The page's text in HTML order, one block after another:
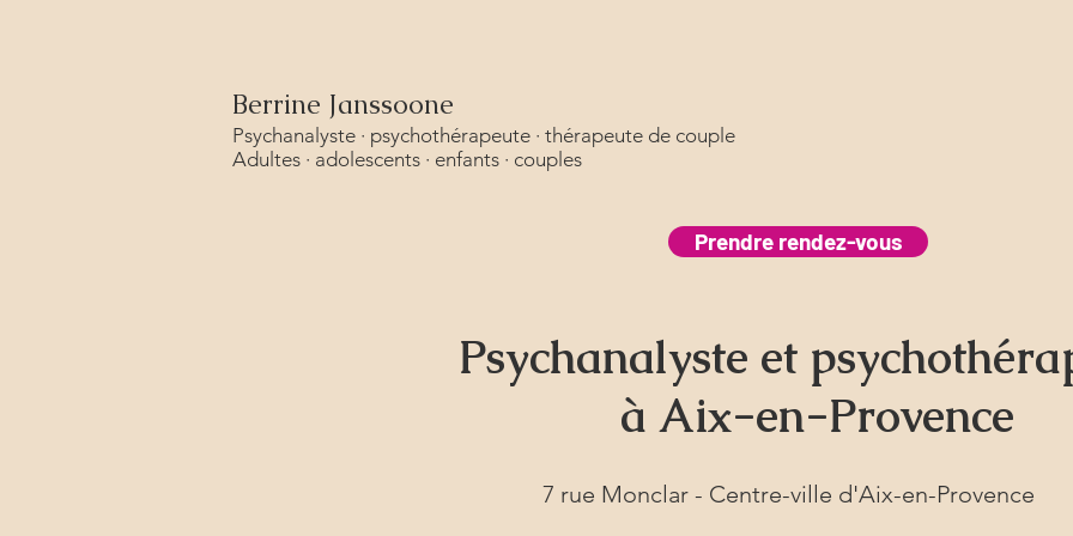
Berrine Janssoone
Psychanalyste · psychothérapeute · thérapeute de couple
Adultes · adolescents · enfants · couples
Prendre rendez-vous
Psychanalyste et
à Aix-en-Provence
7 rue Monclar - Centre-ville d'Aix-en-Provence